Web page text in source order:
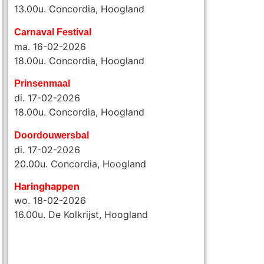
13.00u. Concordia, Hoogland
Carnaval Festival
ma. 16-02-2026
18.00u. Concordia, Hoogland
Prinsenmaal
di. 17-02-2026
18.00u. Concordia, Hoogland
Doordouwersbal
di. 17-02-2026
20.00u. Concordia, Hoogland
Haringhappen
wo. 18-02-2026
16.00u. De Kolkrijst, Hoogland